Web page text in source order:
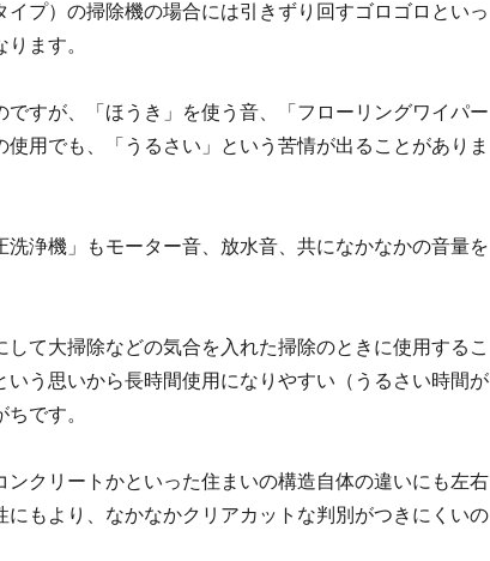
プ）の掃除機の場合には引きずり回すゴロゴロといっ
ます。
すが、「ほうき」を使う音、「フローリングワイパー
使用でも、「うるさい」という苦情が出ることがありま
浄機」もモーター音、放水音、共になかなかの音量を
て大掃除などの気合を入れた掃除のときに使用するこ
う思いから長時間使用になりやすい（うるさい時間が
です。
クリートかといった住まいの構造自体の違いにも左右
もより、なかなかクリアカットな判別がつきにくいの